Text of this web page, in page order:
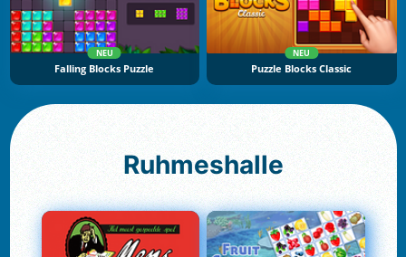
NEU
Falling Blocks Puzzle
NEU
Puzzle Blocks Classic
Ruhmeshalle